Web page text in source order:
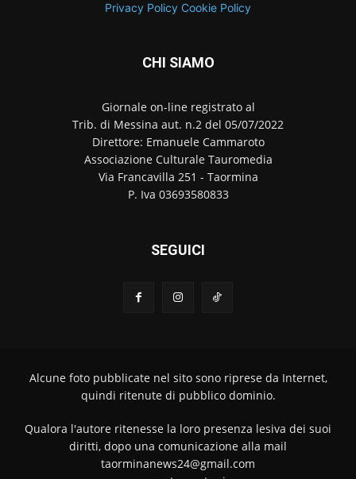
Privacy Policy Cookie Policy
CHI SIAMO
Giornale on-line registrato al
Trib. di Messina aut. n.2 del 05/07/2022
Direttore: Emanuele Cammaroto
Associazione Culturale Tauromedia
Via Francavilla 251 - Taormina
P. Iva 03693580833
SEGUICI
Alcune foto pubblicate nel sito sono riprese da Internet,
quindi ritenute di pubblico dominio.
Qualora l'autore ritenesse la loro presenza lesiva dei suoi
diritti, dopo una comunicazione alla mail
taorminanews24@gmail.com